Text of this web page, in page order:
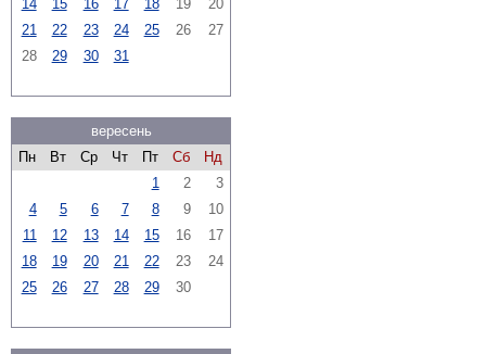
14
15 16 17 18 19
20
21
22 23 24 25 26
27
28
29 30 31
вересень
Пн
Вт Ср Чт Пт Сб
Нд
1
2
3
4
5 6 7 8 9
10
11
12 13 14 15 16
17
18
19 20 21 22 23
24
25
26 27 28 29 30